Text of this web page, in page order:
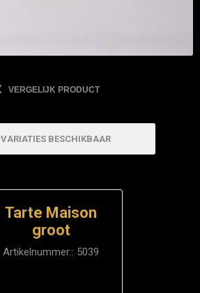
VERGELIJK PRODUCT
VARIATIES BESCHIKBAAR
Tarte Maison
groot
Artikelnummer:: 5039